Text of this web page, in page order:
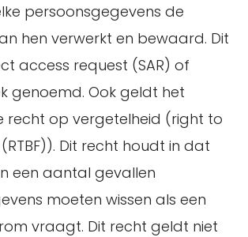
persoonsgegevens de
hen verwerkt en bewaard. Dit
access request (SAR) of
genoemd. Ook geldt het
recht op vergetelheid (right to
Dit recht houdt in dat
een aantal gevallen
moeten wissen als een
vraagt. Dit recht geldt niet